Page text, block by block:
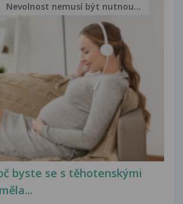
byste se s těhotenskými
Nevolnost nemusí být nutnou...